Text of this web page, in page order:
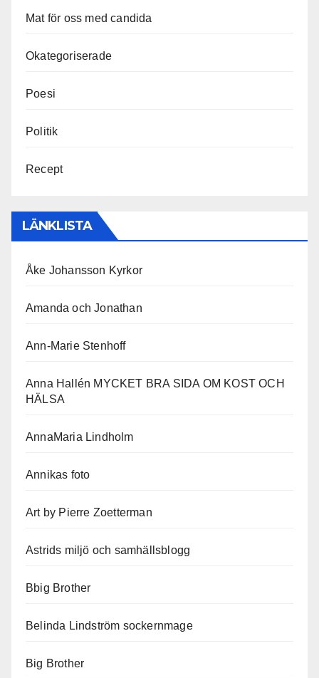
Mat för oss med candida
Okategoriserade
Poesi
Politik
Recept
LÄNKLISTA
Åke Johansson Kyrkor
Amanda och Jonathan
Ann-Marie Stenhoff
Anna Hallén MYCKET BRA SIDA OM KOST OCH
HÄLSA
AnnaMaria Lindholm
Annikas foto
Art by Pierre Zoetterman
Astrids miljö och samhällsblogg
Bbig Brother
Belinda Lindström sockernmage
Big Brother